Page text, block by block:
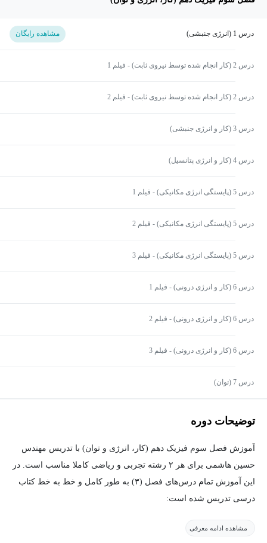
درس 1 (انرژی جنبشی) مشاهده رایگان
درس 2 (کار انجام شده توسط نیروی ثابت) - فیلم 1
درس 2 (کار انجام شده توسط نیروی ثابت) - فیلم 2
درس 3 (کار و انرژی جنبشی)
درس 4 (کار و انرژی پتانسیل)
درس 5 (پایستگی انرژی مکانیکی) - فیلم 1
درس 5 (پایستگی انرژی مکانیکی) - فیلم 2
درس 5 (پایستگی انرژی مکانیکی) - فیلم 3
درس 6 (کار و انرژی درونی) - فیلم 1
درس 6 (کار و انرژی درونی) - فیلم 2
درس 6 (کار و انرژی درونی) - فیلم 3
درس 7 (توان)
توضیحات دوره
آموزش فصل سوم فیزیک دهم (کار، انرژی و توان) با تدریس مهندس
حسین هاشمی برای هر ۲ رشته تجربی و ریاضی کاملا مناسب است. در
این آموزش تمام درس‌های فصل (۳) به طور کامل و خط به خط کتاب
درسی تدریس شده است:
درس ۱ (انرژی جنبشی)
مشاهده ادامه معرفی